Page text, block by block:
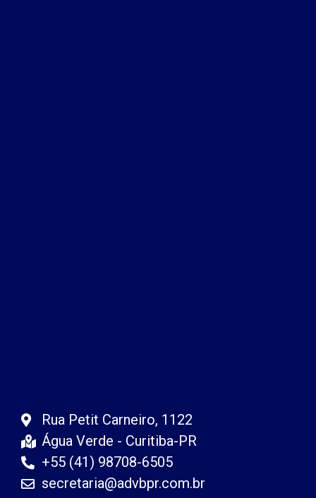
Rua Petit Carneiro, 1122
Água Verde - Curitiba-PR
+55 (41) 98708-6505
secretaria@advbpr.com.br